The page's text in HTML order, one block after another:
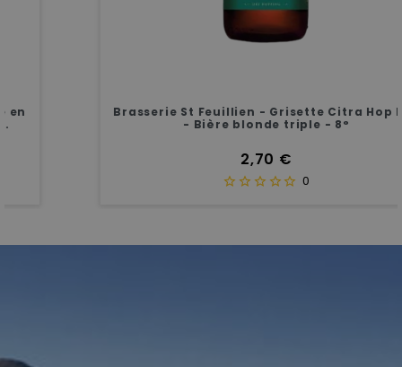
Brasserie St Feuillien - Grisette Citra Hop BIO
- Bière blonde triple - 8°
0